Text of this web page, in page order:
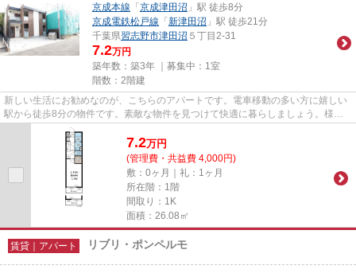
京成本線 「 京成津田沼 」駅 徒歩8分
京成電鉄松戸線 「 新津田沼 」駅 徒歩21分
千葉県習志野市津田沼 ５丁目2-31
7.2万円
築年数：築3年 ｜募集中： 1室
階数：2階建
新しい生活にお勧めなのが、こちらのアパートです。電車移動の多い方に嬉しい
駅から徒歩8分の物件です。素敵な物件を見つけて快適に暮らしましょう。様々
な条件の物件をご用意いたしま...
7.2万円
(管理費・共益費 4,000円)
敷：0ヶ月｜礼：1ヶ月
所在階：1階
間取り：1K
面積：26.08㎡
賃貸｜アパート リブリ・ポンペルモ